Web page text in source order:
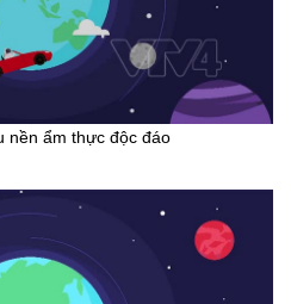
nền ẩm thực độc đáo